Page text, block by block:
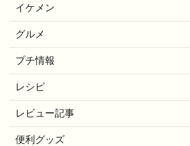
イケメン
グルメ
プチ情報
レシピ
レビュー記事
便利グッズ